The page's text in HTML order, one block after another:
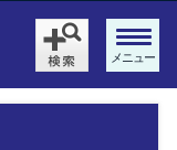
メニュー